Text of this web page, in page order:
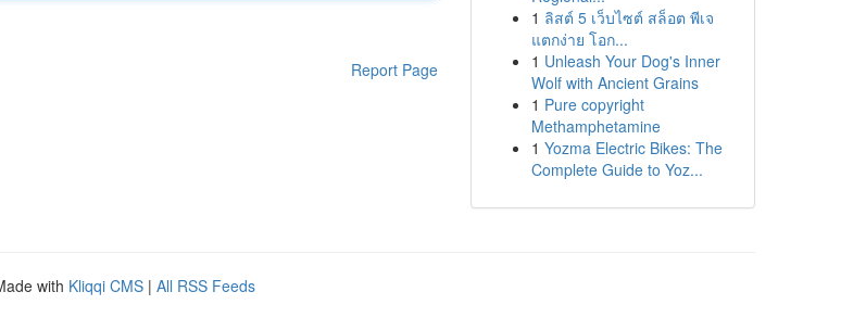
Report Page
1 ลิสต์ 5 เว็บไซต์ สล็อต พีเจ
แตกง่าย โอก...
1 Unleash Your Dog's Inner
Wolf with Ancient Grains
1 Pure copyright
Methamphetamine
1 Yozma Electric Bikes: The
Complete Guide to Yoz...
with Kliqqi CMS | All RSS Feeds